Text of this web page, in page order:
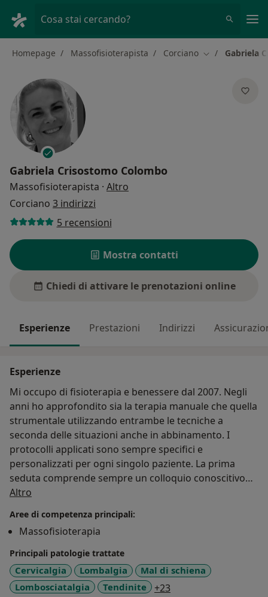
Cosa stai cercando?
Homepage Massofisioterapista Corciano Cambia città
Gabriela
Gabriela Crisostomo Colombo
Massofisioterapista · Altro
Corciano 3 indirizzi
5 recensioni
Mostra contatti
Chiedi di attivare le prenotazioni online
Esperienze Prestazioni Indirizzi
Esperienze
Mi occupo di fisioterapia e benessere dal 2007. Negli
anni ho approfondito sia la terapia manuale che quella
strumentale utilizzando entrambe le tecniche a
seconda delle situazioni anche in abbinamento. I
protocolli applicati sono sempre specifici e
personalizzati per ogni singolo paziente. La prima
seduta comprende sempre un colloquio conoscitivo
proprio per poter impostare le sedute successive in
situazione a 360°. Ho collaborato per diversi anni con
società sportive di alto livello e questo mi ha permesso
di sviluppare un approccio che miri ad una risoluzione
rapida ed efficace.
Collaboro come Therapist freelance presso le SPA di
strutture ricettive di prestigio.
Altro
Aree di competenza principali:
Massofisioterapia
Principali patologie trattate
Cervicalgia Lombalgia
Mal di schiena
Lombosciatalgia
Tendinite +23